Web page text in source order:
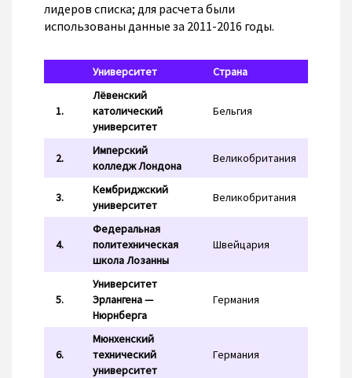
лидеров списка; для расчета были
использованы данные за 2011-2016 годы.
Университет Страна
1.
Лёвенский
католический
университет
Бельгия
2.
Имперский
колледж Лондона
Великобритания
3.
Кембриджский
университет
Великобритания
4.
Федеральная
политехническая
школа Лозанны
Швейцария
5.
Университет
Эрлангена —
Нюрнберга
Германия
6.
Мюнхенский
технический
университет
Германия